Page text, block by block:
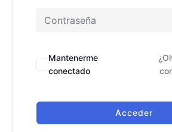
Mantenerme
conectado
Acceder